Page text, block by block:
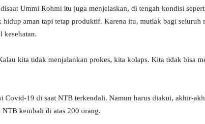
Ummi Rohmi itu juga menjelaskan, di tengah kondisi
hidup aman tapi tetap produktif. Karena itu, mutlak bagi
kesehatan.
kita tidak menjalankan prokes, kita kolaps. Kita tidak bisa
Covid-19 di saat NTB terkendali. Namun harus diakui, akhir-
kembali di atas 200 orang.